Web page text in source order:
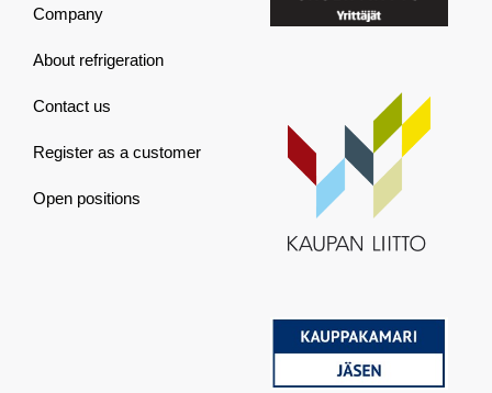
Company
About refrigeration
Contact us
Register as a customer
Open positions